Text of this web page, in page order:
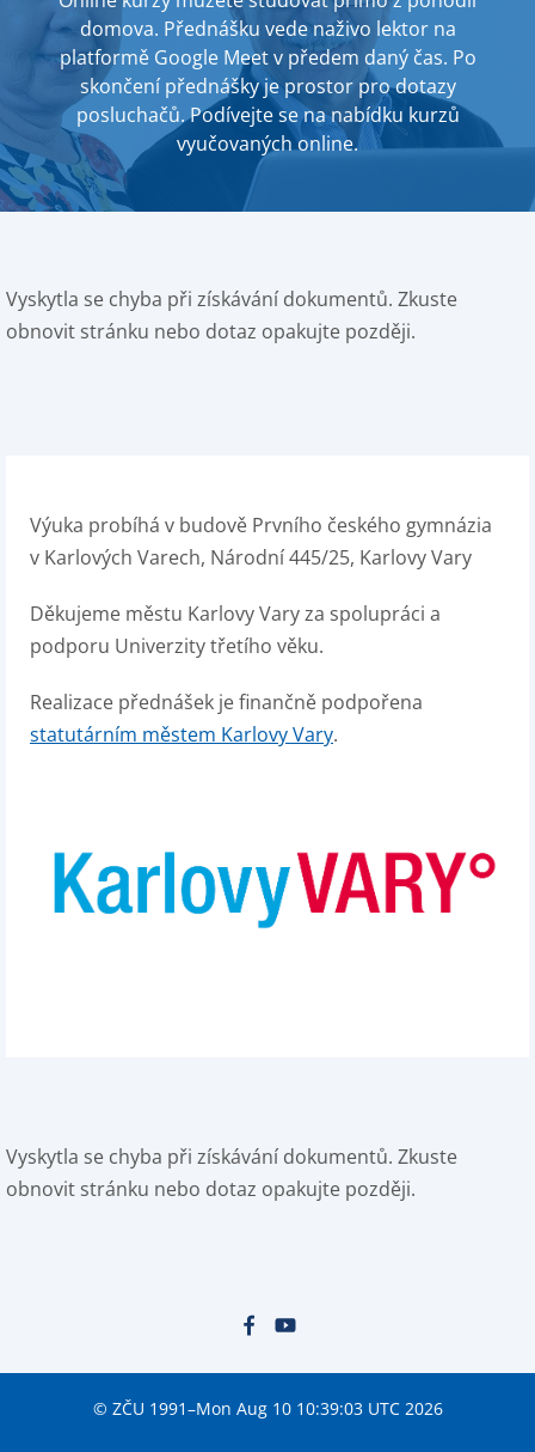
domova. Přednášku vede naživo lektor na
platformě Google Meet v předem daný čas. Po
skončení přednášky je prostor pro dotazy
posluchačů. Podívejte se na nabídku kurzů
vyučovaných online.
Vyskytla se chyba při získávání dokumentů. Zkuste
obnovit stránku nebo dotaz opakujte později.
Výuka probíhá v budově Prvního českého gymnázia
v Karlových Varech, Národní 445/25, Karlovy Vary
Děkujeme městu Karlovy Vary za spolupráci a
podporu Univerzity třetího věku.
Realizace přednášek je finančně podpořena
statutárním městem Karlovy Vary.
Vyskytla se chyba při získávání dokumentů. Zkuste
obnovit stránku nebo dotaz opakujte později.
© ZČU 1991–Mon Aug 10 10:39:03 UTC 2026